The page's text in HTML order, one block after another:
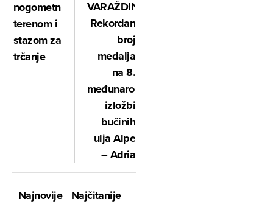
nogometnim
terenom i
stazom za
trčanje
VARAŽDIN:
Rekordan
broj
medalja
na 8.
međunarodnoj
izložbi
bučinih
ulja Alpe
– Adria
Najnovije
Najčitanije